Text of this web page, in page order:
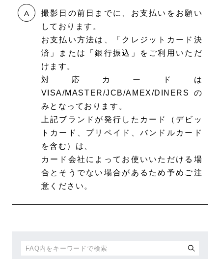
撮影日の前日までに、お支払いをお願い
しております。
お支払い方法は、「クレジットカード決
済」または「銀行振込」をご利用いただ
けます。
対応カードは
VISA/MASTER/JCB/AMEX/DINERSの
みとなっております。
上記ブランドが発行したカード（デビッ
トカード、プリペイド、バンドルカード
を含む）は、
カード会社によってお使いいただける場
合とそうでない場合があるため予めご注
意ください。